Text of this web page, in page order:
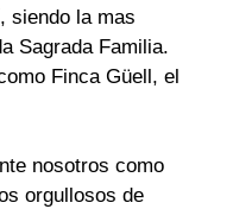
siendo la mas
Sagrada Familia.
Finca Güell, el
nosotros como
orgullosos de